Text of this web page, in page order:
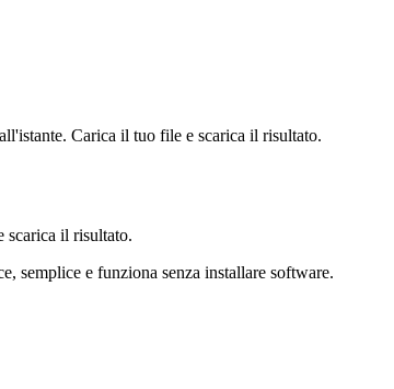
Carica il tuo file e scarica il risultato.
scarica il risultato.
semplice e funziona senza installare software.